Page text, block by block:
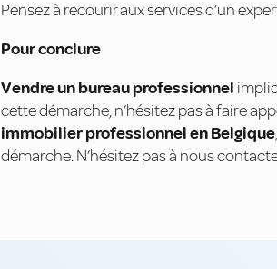
Pensez à recourir aux services d’un
Pour conclure
Vendre un bureau professionnel
cette démarche, n’hésitez pas à faire
immobilier professionnel en Belgique
démarche. N’hésitez pas à nous